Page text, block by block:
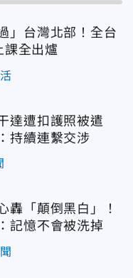
」台灣北部！全台
全出爐
達遭扣護照被遣
持續連繫交涉
轟「顛倒黑白」！
記憶不會被洗掉